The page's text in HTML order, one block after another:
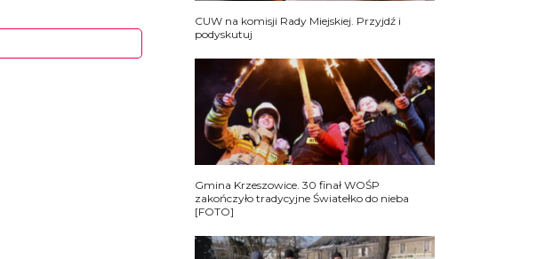
CUW na komisji Rady Miejskiej. Przyjdź i
podyskutuj
Gmina Krzeszowice. 30 finał WOŚP
zakończyło tradycyjne Światełko do nieba
[FOTO]